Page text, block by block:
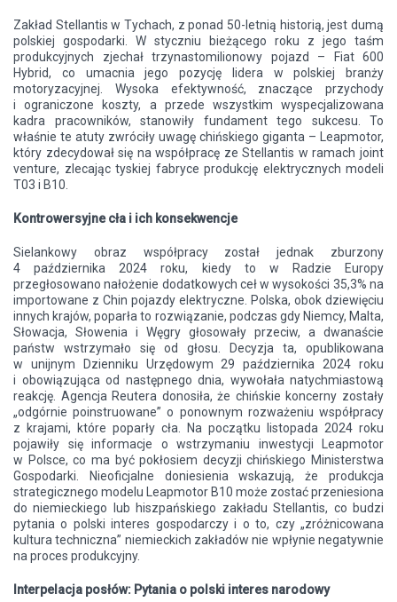
Zakład Stellantis w Tychach, z ponad 50-letnią historią, jest dumą
polskiej gospodarki. W styczniu bieżącego roku z jego taśm
produkcyjnych zjechał trzynastomilionowy pojazd – Fiat 600
Hybrid, co umacnia jego pozycję lidera w polskiej branży
motoryzacyjnej. Wysoka efektywność, znaczące przychody
i ograniczone koszty, a przede wszystkim wyspecjalizowana
kadra pracowników, stanowiły fundament tego sukcesu. To
właśnie te atuty zwróciły uwagę chińskiego giganta – Leapmotor,
który zdecydował się na współpracę ze Stellantis w ramach joint
venture, zlecając tyskiej fabryce produkcję elektrycznych modeli
T03 i B10.
Kontrowersyjne cła i ich konsekwencje
Sielankowy obraz współpracy został jednak zburzony
4 października 2024 roku, kiedy to w Radzie Europy
przegłosowano nałożenie dodatkowych ceł w wysokości 35,3% na
importowane z Chin pojazdy elektryczne. Polska, obok dziewięciu
innych krajów, poparła to rozwiązanie, podczas gdy Niemcy, Malta,
Słowacja, Słowenia i Węgry głosowały przeciw, a dwanaście
państw wstrzymało się od głosu. Decyzja ta, opublikowana
w unijnym Dzienniku Urzędowym 29 października 2024 roku
i obowiązująca od następnego dnia, wywołała natychmiastową
reakcję. Agencja Reutera donosiła, że chińskie koncerny zostały
„odgórnie poinstruowane” o ponownym rozważeniu współpracy
z krajami, które poparły cła. Na początku listopada 2024 roku
pojawiły się informacje o wstrzymaniu inwestycji Leapmotor
w Polsce, co ma być pokłosiem decyzji chińskiego Ministerstwa
Gospodarki. Nieoficjalne doniesienia wskazują, że produkcja
strategicznego modelu Leapmotor B10 może zostać przeniesiona
do niemieckiego lub hiszpańskiego zakładu Stellantis, co budzi
pytania o polski interes gospodarczy i o to, czy „zróżnicowana
kultura techniczna” niemieckich zakładów nie wpłynie negatywnie
na proces produkcyjny.
Interpelacja posłów: Pytania o polski interes narodowy